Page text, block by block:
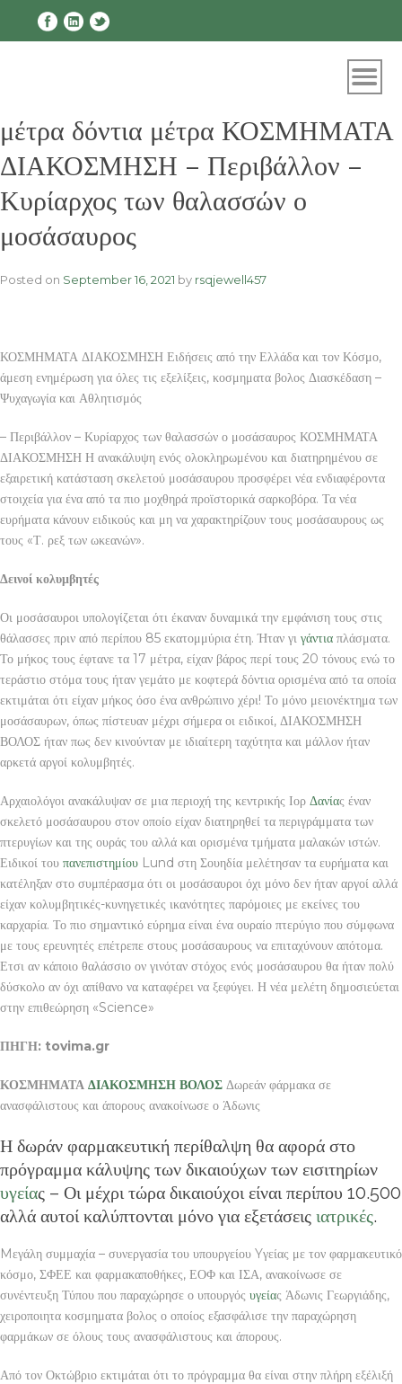
μέτρα δόντια μέτρα ΚΟΣΜΗΜΑΤΑ
ΔΙΑΚΟΣΜΗΣΗ – Περιβάλλον –
Κυρίαρχος των θαλασσών ο
μοσάσαυρος
Posted on September 16, 2021 by rsqjewell457
ΚΟΣΜΗΜΑΤΑ ΔΙΑΚΟΣΜΗΣΗ Ειδήσεις από την Ελλάδα και τον Κόσμο,
άμεση ενημέρωση για όλες τις εξελίξεις, κοσμηματα βολος Διασκέδαση –
Ψυχαγωγία και Αθλητισμός
– Περιβάλλον – Κυρίαρχος των θαλασσών ο μοσάσαυρος ΚΟΣΜΗΜΑΤΑ
ΔΙΑΚΟΣΜΗΣΗ Η ανακάλυψη ενός ολοκληρωμένου και διατηρημένου σε
εξαιρετική κατάσταση σκελετού μοσάσαυρου προσφέρει νέα ενδιαφέροντα
στοιχεία για ένα από τα πιο μοχθηρά προϊστορικά σαρκοβόρα. Τα νέα
ευρήματα κάνουν ειδικούς και μη να χαρακτηρίζουν τους μοσάσαυρους ως
τους «Τ. ρεξ των ωκεανών».
Δεινοί κολυμβητές
Οι μοσάσαυροι υπολογίζεται ότι έκαναν δυναμικά την εμφάνιση τους στις
θάλασσες πριν από περίπου 85 εκατομμύρια έτη. Ήταν γι γάντια πλάσματα.
Το μήκος τους έφτανε τα 17 μέτρα, είχαν βάρος περί τους 20 τόνους ενώ το
τεράστιο στόμα τους ήταν γεμάτο με κοφτερά δόντια ορισμένα από τα οποία
εκτιμάται ότι είχαν μήκος όσο ένα ανθρώπινο χέρι! Το μόνο μειονέκτημα των
μοσάσαυρων, όπως πίστευαν μέχρι σήμερα οι ειδικοί, ΔΙΑΚΟΣΜΗΣΗ
ΒΟΛΟΣ ήταν πως δεν κινούνταν με ιδιαίτερη ταχύτητα και μάλλον ήταν
αρκετά αργοί κολυμβητές.
Αρχαιολόγοι ανακάλυψαν σε μια περιοχή της κεντρικής Ιορ Δανίας έναν
σκελετό μοσάσαυρου στον οποίο είχαν διατηρηθεί τα περιγράμματα των
πτερυγίων και της ουράς του αλλά και ορισμένα τμήματα μαλακών ιστών.
Ειδικοί του πανεπιστημίου Lund στη Σουηδία μελέτησαν τα ευρήματα και
κατέληξαν στο συμπέρασμα ότι οι μοσάσαυροι όχι μόνο δεν ήταν αργοί αλλά
είχαν κολυμβητικές-κυνηγετικές ικανότητες παρόμοιες με εκείνες του
καρχαρία. Το πιο σημαντικό εύρημα είναι ένα ουραίο πτερύγιο που σύμφωνα
με τους ερευνητές επέτρεπε στους μοσάσαυρους να επιταχύνουν απότομα.
Ετσι αν κάποιο θαλάσσιο ον γινόταν στόχος ενός μοσάσαυρου θα ήταν πολύ
δύσκολο αν όχι απίθανο να καταφέρει να ξεφύγει. Η νέα μελέτη δημοσιεύεται
στην επιθεώρηση «Science»
ΠΗΓΗ: tovima.gr
ΚΟΣΜΗΜΑΤΑ ΔΙΑΚΟΣΜΗΣΗ ΒΟΛΟΣ Δωρεάν φάρμακα σε
ανασφάλιστους και άπορους ανακοίνωσε ο Άδωνις
Η δωράν φαρμακευτική περίθαλψη θα αφορά στο
πρόγραμμα κάλυψης των δικαιούχων των εισιτηρίων
υγείας – Οι μέχρι τώρα δικαιούχοι είναι περίπου 10.500
αλλά αυτοί καλύπτονται μόνο για εξετάσεις ιατρικές.
Mεγάλη συμμαχία – συνεργασία του υπουργείου Yγείας με τον φαρμακευτικό
κόσμο, ΣΦΕΕ και φαρμακαποθήκες, ΕΟΦ και ΙΣΑ, ανακοίνωσε σε
συνέντευξη Τύπου που παραχώρησε ο υπουργός υγείας Άδωνις Γεωργιάδης,
χειροποιητα κοσμηματα βολος ο οποίος εξασφάλισε την παραχώρηση
φαρμάκων σε όλους τους ανασφάλιστους και άπορους.
Από τον Οκτώβριο εκτιμάται ότι το πρόγραμμα θα είναι στην πλήρη εξέλιξή